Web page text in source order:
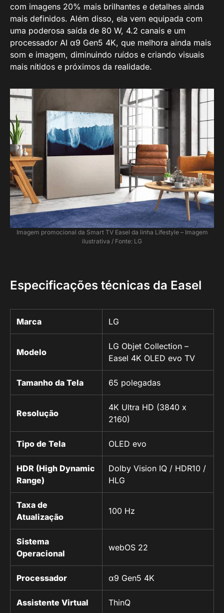
com imagens 20% mais brilhantes e detalhes ainda
mais definidos. Além disso, ela vem equipada com
uma poderosa saída de 80 W, 4.2 canais e um
processador AI α9 Gen5 4K, que melhora ainda mais
som e imagem, diminuindo ruídos e criando visuais
mais nítidos e próximos da realidade.
Imagem promocional da Smart TV Easel da linha Lifestyle – Imagem
ilustrativa / Fonte: LG
Especificações técnicas da Easel
Marca LG
Modelo
LG Objet Collection –
Easel 4K OLED evo TV
Tamanho da Tela 65 polegadas
Resolução
4K Ultra HD (3840 x
2160)
Tipo de Tela OLED evo
HDR (High Dynamic
Range)
Dolby Vision IQ / HDR10 /
HLG
Taxa de
Atualização
100 Hz
Sistema
Operacional
webOS 22
Processador α9 Gen5 4K
Assistente Virtual ThinQ